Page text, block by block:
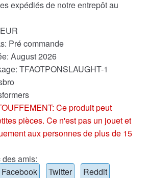
expédiés de notre entrepôt au
Pré commande
August 2026
TFAOTPONSLAUGHT-1
Ce produit peut
pièces. Ce n'est pas un jouet et
aux personnes de plus de 15
amis:
Facebook Twitter Reddit